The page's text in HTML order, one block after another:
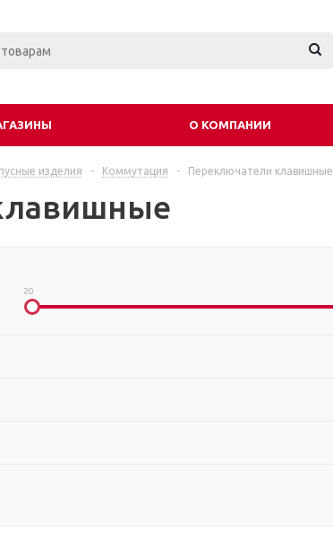
О КОМПАНИИ
изделия - Коммутация - Переключатели клавишные
20